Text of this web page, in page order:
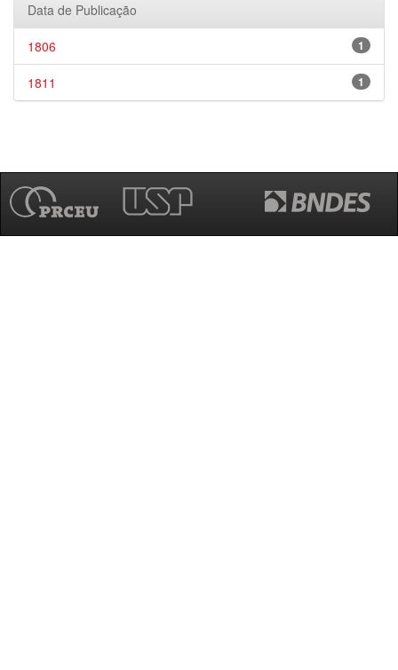
Data de Publicação
1
1806
1
1811